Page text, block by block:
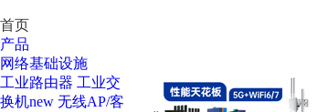
首页
产品
网络基础设施
工业路由器 工业交
换机new 无线AP/客